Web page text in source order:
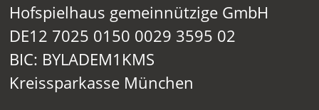
Hofspielhaus gemeinnützige GmbH
DE12 7025 0150 0029 3595 02
BIC: BYLADEM1KMS
Kreissparkasse München